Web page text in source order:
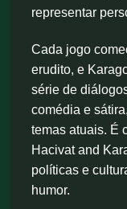
representar
Cada jogo
erudito, e
série de
comédia e
temas atuais. É
Hacivat and
políticas e
humor.